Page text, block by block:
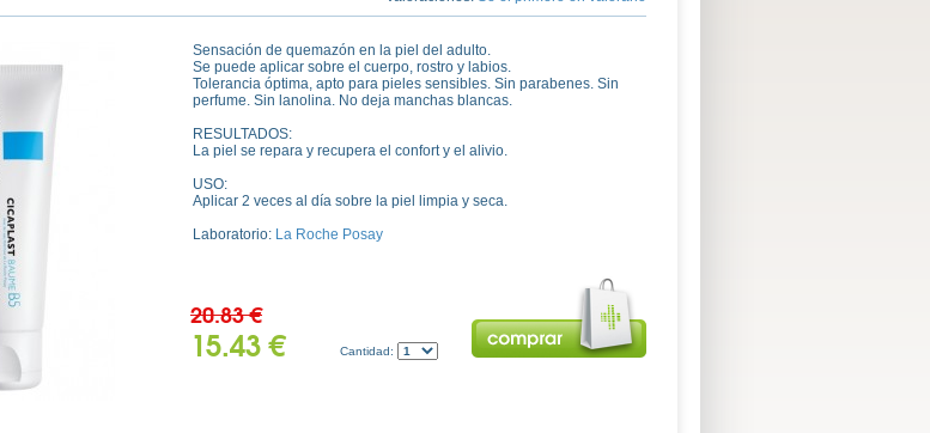
Sensación de quemazón en la piel del adulto.
Se puede aplicar sobre el cuerpo, rostro y labios.
Tolerancia óptima, apto para pieles sensibles. Sin parabenes. Sin
perfume. Sin lanolina. No deja manchas blancas.
RESULTADOS:
La piel se repara y recupera el confort y el alivio.
USO:
Aplicar 2 veces al día sobre la piel limpia y seca.
Laboratorio: La Roche Posay
20.83 €
15.43 € Cantidad: